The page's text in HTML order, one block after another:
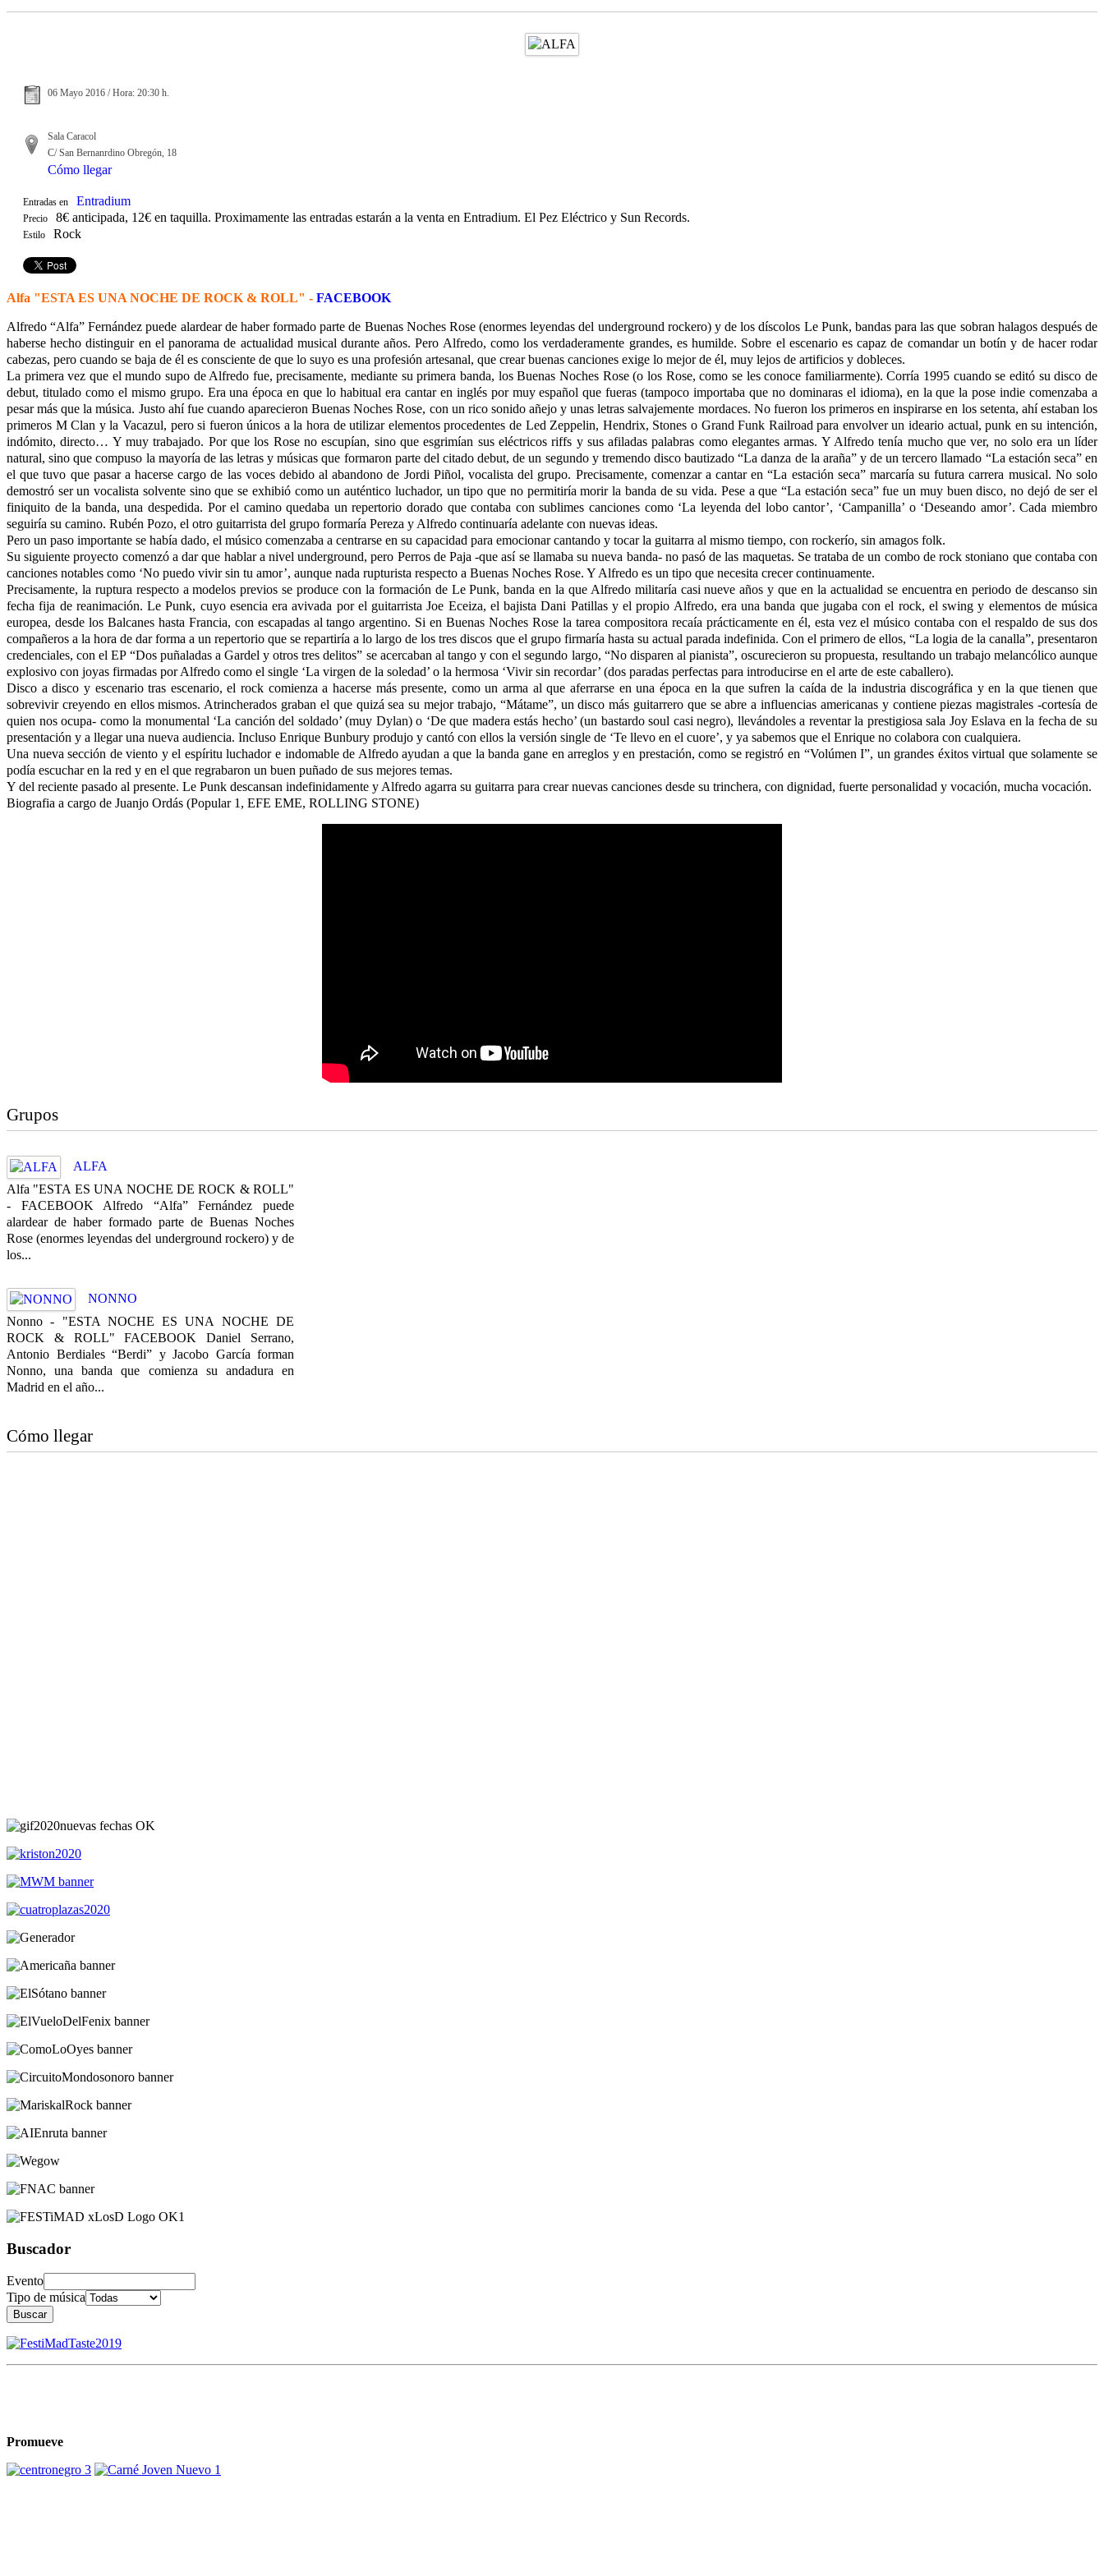
06 Mayo 2016 / Hora: 20:30 h.
Sala Caracol
C/ San Bernanrdino Obregón, 18
Cómo llegar
Entradas en Entradium
Precio 8€ anticipada, 12€ en taquilla. Proximamente las entradas estarán a la venta en Entradium. El Pez Eléctrico y Sun Records.
Estilo Rock
Alfa "ESTA ES UNA NOCHE DE ROCK & ROLL" - FACEBOOK
Alfredo “Alfa” Fernández puede alardear de haber formado parte de Buenas Noches Rose (enormes leyendas del underground rockero) y de los díscolos Le Punk, bandas para las que sobran halagos después de
haberse hecho distinguir en el panorama de actualidad musical durante años. Pero Alfredo, como los verdaderamente grandes, es humilde. Sobre el escenario es capaz de comandar un botín y de hacer rodar
cabezas, pero cuando se baja de él es consciente de que lo suyo es una profesión artesanal, que crear buenas canciones exige lo mejor de él, muy lejos de artificios y dobleces.
La primera vez que el mundo supo de Alfredo fue, precisamente, mediante su primera banda, los Buenas Noches Rose (o los Rose, como se les conoce familiarmente). Corría 1995 cuando se editó su disco de
debut, titulado como el mismo grupo. Era una época en que lo habitual era cantar en inglés por muy español que fueras (tampoco importaba que no dominaras el idioma), en la que la pose indie comenzaba a
pesar más que la música. Justo ahí fue cuando aparecieron Buenas Noches Rose, con un rico sonido añejo y unas letras salvajemente mordaces. No fueron los primeros en inspirarse en los setenta, ahí estaban los
primeros M Clan y la Vacazul, pero si fueron únicos a la hora de utilizar elementos procedentes de Led Zeppelin, Hendrix, Stones o Grand Funk Railroad para envolver un ideario actual, punk en su intención,
indómito, directo… Y muy trabajado. Por que los Rose no escupían, sino que esgrimían sus eléctricos riffs y sus afiladas palabras como elegantes armas. Y Alfredo tenía mucho que ver, no solo era un líder
natural, sino que compuso la mayoría de las letras y músicas que formaron parte del citado debut, de un segundo y tremendo disco bautizado “La danza de la araña” y de un tercero llamado “La estación seca” en
el que tuvo que pasar a hacerse cargo de las voces debido al abandono de Jordi Piñol, vocalista del grupo. Precisamente, comenzar a cantar en “La estación seca” marcaría su futura carrera musical. No solo
demostró ser un vocalista solvente sino que se exhibió como un auténtico luchador, un tipo que no permitiría morir la banda de su vida. Pese a que “La estación seca” fue un muy buen disco, no dejó de ser el
finiquito de la banda, una despedida. Por el camino quedaba un repertorio dorado que contaba con sublimes canciones como ‘La leyenda del lobo cantor’, ‘Campanilla’ o ‘Deseando amor’. Cada miembro
seguiría su camino. Rubén Pozo, el otro guitarrista del grupo formaría Pereza y Alfredo continuaría adelante con nuevas ideas.
Pero un paso importante se había dado, el músico comenzaba a centrarse en su capacidad para emocionar cantando y tocar la guitarra al mismo tiempo, con rockerío, sin amagos folk.
Su siguiente proyecto comenzó a dar que hablar a nivel underground, pero Perros de Paja -que así se llamaba su nueva banda- no pasó de las maquetas. Se trataba de un combo de rock stoniano que contaba con
canciones notables como ‘No puedo vivir sin tu amor’, aunque nada rupturista respecto a Buenas Noches Rose. Y Alfredo es un tipo que necesita crecer continuamente.
Precisamente, la ruptura respecto a modelos previos se produce con la formación de Le Punk, banda en la que Alfredo militaría casi nueve años y que en la actualidad se encuentra en periodo de descanso sin
fecha fija de reanimación. Le Punk, cuyo esencia era avivada por el guitarrista Joe Eceiza, el bajista Dani Patillas y el propio Alfredo, era una banda que jugaba con el rock, el swing y elementos de música
europea, desde los Balcanes hasta Francia, con escapadas al tango argentino. Si en Buenas Noches Rose la tarea compositora recaía prácticamente en él, esta vez el músico contaba con el respaldo de sus dos
compañeros a la hora de dar forma a un repertorio que se repartiría a lo largo de los tres discos que el grupo firmaría hasta su actual parada indefinida. Con el primero de ellos, “La logia de la canalla”, presentaron
credenciales, con el EP “Dos puñaladas a Gardel y otros tres delitos” se acercaban al tango y con el segundo largo, “No disparen al pianista”, oscurecieron su propuesta, resultando un trabajo melancólico aunque
explosivo con joyas firmadas por Alfredo como el single ‘La virgen de la soledad’ o la hermosa ‘Vivir sin recordar’ (dos paradas perfectas para introducirse en el arte de este caballero).
Disco a disco y escenario tras escenario, el rock comienza a hacerse más presente, como un arma al que aferrarse en una época en la que sufren la caída de la industria discográfica y en la que tienen que
sobrevivir creyendo en ellos mismos. Atrincherados graban el que quizá sea su mejor trabajo, “Mátame”, un disco más guitarrero que se abre a influencias americanas y contiene piezas magistrales -cortesía de
quien nos ocupa- como la monumental ‘La canción del soldado’ (muy Dylan) o ‘De que madera estás hecho’ (un bastardo soul casi negro), llevándoles a reventar la prestigiosa sala Joy Eslava en la fecha de su
presentación y a llegar una nueva audiencia. Incluso Enrique Bunbury produjo y cantó con ellos la versión single de ‘Te llevo en el cuore’, y ya sabemos que el Enrique no colabora con cualquiera.
Una nueva sección de viento y el espíritu luchador e indomable de Alfredo ayudan a que la banda gane en arreglos y en prestación, como se registró en “Volúmen I”, un grandes éxitos virtual que solamente se
podía escuchar en la red y en el que regrabaron un buen puñado de sus mejores temas.
Y del reciente pasado al presente. Le Punk descansan indefinidamente y Alfredo agarra su guitarra para crear nuevas canciones desde su trinchera, con dignidad, fuerte personalidad y vocación, mucha vocación.
Biografia a cargo de Juanjo Ordás (Popular 1, EFE EME, ROLLING STONE)
Grupos
ALFA
Alfa "ESTA ES UNA NOCHE DE ROCK & ROLL"
- FACEBOOK Alfredo “Alfa” Fernández puede
alardear de haber formado parte de Buenas Noches
Rose (enormes leyendas del underground rockero) y de
los...
NONNO
Nonno - "ESTA NOCHE ES UNA NOCHE DE
ROCK & ROLL" FACEBOOK Daniel Serrano,
Antonio Berdiales “Berdi” y Jacobo García forman
Nonno, una banda que comienza su andadura en
Madrid en el año...
Cómo llegar
Buscador
Evento
Tipo de música
Buscar
Promueve